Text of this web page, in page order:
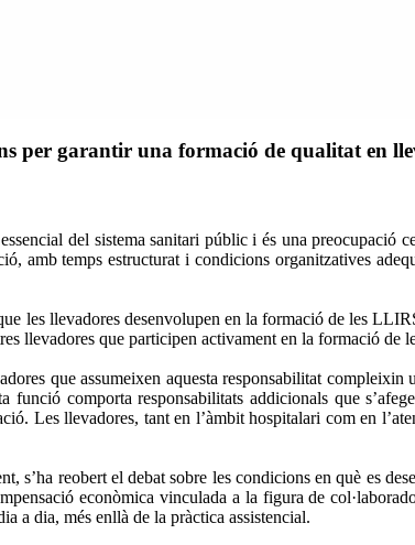
per garantir una formació de qualitat en
del sistema sanitari públic i és una preocupació
amb temps estructurat i condicions organitzatives
les llevadores desenvolupen en la formació de les
llevadores que participen activament en la formació de
que assumeixen aquesta responsabilitat
comporta responsabilitats addicionals que
Les llevadores, tant en l’àmbit hospitalari com en
s’ha reobert el debat sobre les condicions en què es
econòmica vinculada a la figura de
a dia, més enllà de la pràctica assistencial.